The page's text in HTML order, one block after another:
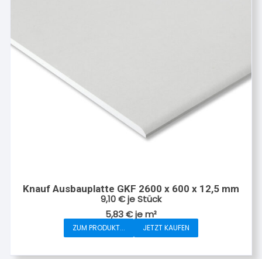
Knauf Ausbauplatte GKF 2600 x 600 x 12,5 mm
9,10€je Stück
5,83€jem²
ZUM PRODUKT... JETZT KAUFEN